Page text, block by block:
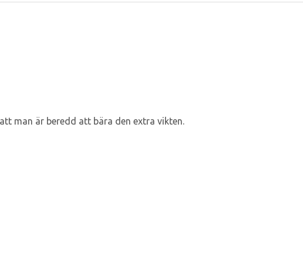
man är beredd att bära den extra vikten.